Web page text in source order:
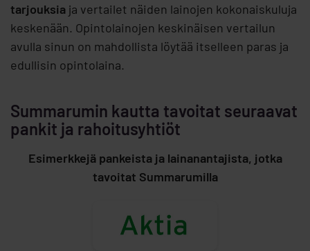
tarjouksia ja vertailet näiden lainojen kokonaiskuluja
keskenään. Opintolainojen keskinäisen vertailun
avulla sinun on mahdollista löytää itselleen paras ja
edullisin opintolaina.
Summarumin kautta tavoitat seuraavat
pankit ja rahoitusyhtiöt
Esimerkkejä pankeista ja lainanantajista, jotka
tavoitat Summarumilla